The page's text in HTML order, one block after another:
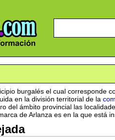
burgalés el cual corresponde
en la división territorial de la
del ámbito provincial las
de Arlanza es en la que está